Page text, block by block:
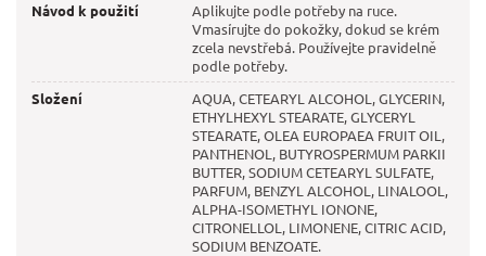
Návod k použití
Aplikujte podle potřeby na ruce.
Vmasírujte do pokožky, dokud se krém
zcela nevstřebá. Používejte pravidelně
podle potřeby.
Složení
AQUA, CETEARYL ALCOHOL, GLYCERIN,
ETHYLHEXYL STEARATE, GLYCERYL
STEARATE, OLEA EUROPAEA FRUIT OIL,
PANTHENOL, BUTYROSPERMUM PARKII
BUTTER, SODIUM CETEARYL SULFATE,
PARFUM, BENZYL ALCOHOL, LINALOOL,
ALPHA-ISOMETHYL IONONE,
CITRONELLOL, LIMONENE, CITRIC ACID,
SODIUM BENZOATE.